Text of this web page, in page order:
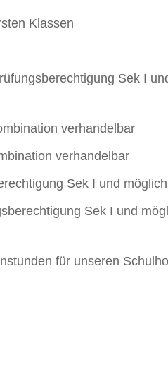
Klassen
Sek I
verhandelbar
verhandelbar
Sek I und
Sek I und
für unseren